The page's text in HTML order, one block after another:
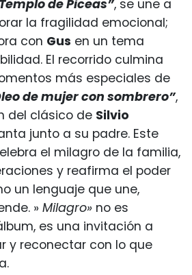
de Piceas”, se une a
la fragilidad emocional;
con Gus en un tema
El recorrido culmina
más especiales de
de mujer con sombrero”,
del clásico de Silvio
junto a su padre. Este
el milagro de la familia,
y reafirma el poder
un lenguaje que une,
» Milagro» no es
es una invitación a
y reconectar con lo que